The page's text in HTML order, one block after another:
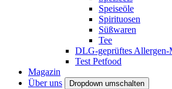
Speiseöle
Spirituosen
Süßwaren
Tee
DLG-geprüftes Allergen-
Test Petfood
Magazin
Über uns
Dropdown umschalten